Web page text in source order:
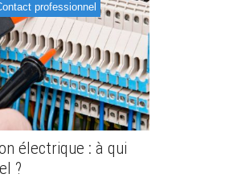
professionnel
électrique : à qui
?